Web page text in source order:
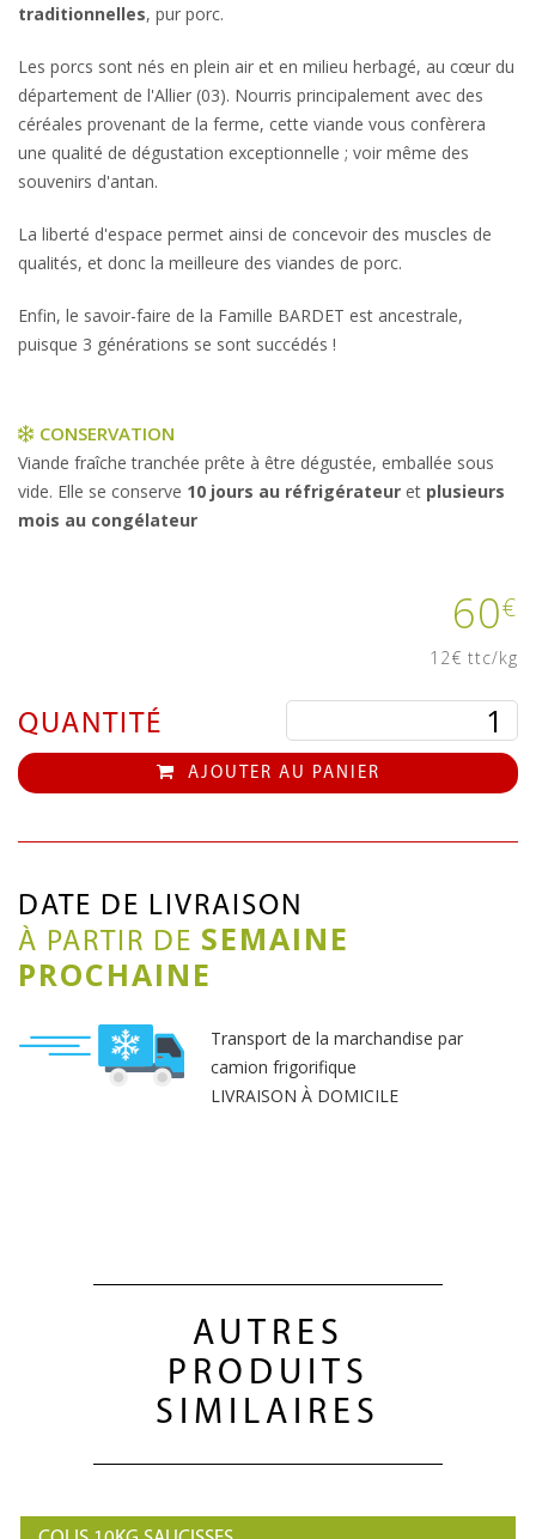
traditionnelles, pur porc.
Les porcs sont nés en plein air et en milieu herbagé, au cœur du
département de l'Allier (03). Nourris principalement avec des
céréales provenant de la ferme, cette viande vous confèrera
une qualité de dégustation exceptionnelle ; voir même des
souvenirs d'antan.
La liberté d'espace permet ainsi de concevoir des muscles de
qualités, et donc la meilleure des viandes de porc.
Enfin, le savoir-faire de la Famille BARDET est ancestrale,
puisque 3 générations se sont succédés !
CONSERVATION
Viande fraîche tranchée prête à être dégustée, emballée sous
vide. Elle se conserve 10 jours au réfrigérateur et plusieurs
mois au congélateur
60€
12€ ttc/kg
QUANTITÉ
AJOUTER AU PANIER
DATE DE LIVRAISON
À PARTIR DE SEMAINE
PROCHAINE
Transport de la marchandise par
camion frigorifique
LIVRAISON À DOMICILE
AUTRES
PRODUITS
SIMILAIRES